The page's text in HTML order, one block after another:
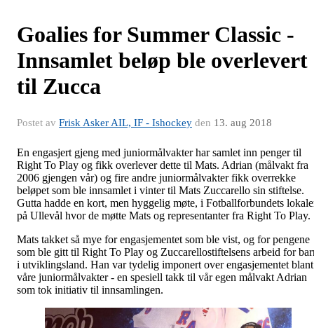
Goalies for Summer Classic -
Innsamlet beløp ble overlevert
til Zucca
Postet av Frisk Asker AIL, IF - Ishockey den 13. aug 2018
En engasjert gjeng med juniormålvakter har samlet inn penger til
Right To Play og fikk overlever dette til Mats. Adrian (målvakt fra
2006 gjengen vår) og fire andre juniormålvakter fikk overrekke
beløpet som ble innsamlet i vinter til Mats Zuccarello sin stiftelse.
Gutta hadde en kort, men hyggelig møte, i Fotballforbundets
på Ullevål hvor de møtte Mats og representanter fra Right To Play.
Mats takket så mye for engasjementet som ble vist, og for pengene
som ble gitt til Right To Play og Zuccarellostiftelsens arbeid for
i utviklingsland. Han var tydelig imponert over engasjementet blant
våre juniormålvakter - en spesiell takk til vår egen målvakt Adrian
som tok initiativ til innsamlingen.